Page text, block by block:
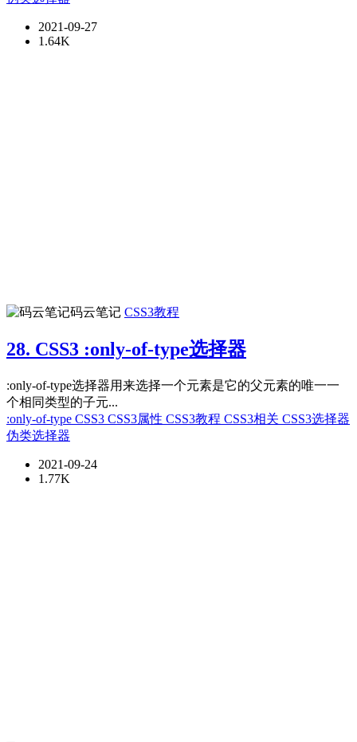
2021-09-27
1.64K
码云笔记 CSS3教程
28. CSS3 :only-of-type选择器
:only-of-type选择器用来选择一个元素是它的父元素的唯一一
个相同类型的子元...
:only-of-type CSS3 CSS3属性 CSS3教程 CSS3相关 CSS3选择器
伪类选择器
2021-09-24
1.77K